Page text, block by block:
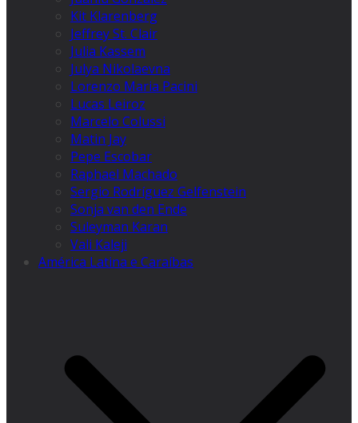
Kit Klarenberg
Jeffrey St. Clair
Julia Kassem
Julya Nikolaevna
Lorenzo Maria Pacini
Lucas Leiroz
Marcelo Colussi
Matin Jay
Pepe Escobar
Raphael Machado
Sergio Rodríguez Gelfenstein
Sonja van den Ende
Suleyman Karan
Vali Kaleji
América Latina e Caraíbas